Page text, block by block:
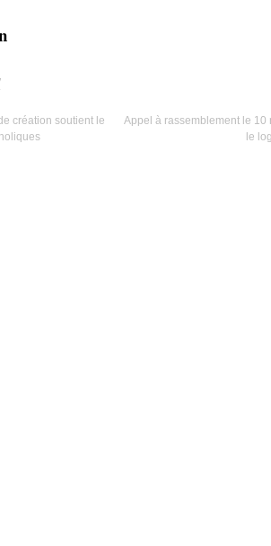
création soutient le
Appel à rassemblement le 10
le